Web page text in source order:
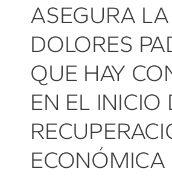
ASEGURA
DOLORES
QUE HAY
EN EL INICIO
ECONÓMICA